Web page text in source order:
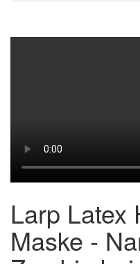
Larp Latex
Maske -